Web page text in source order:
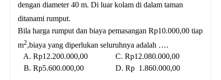
dengan diameter 40 m. Di luar kolam di dalam taman
ditanami rumput.
Bila harga rumput dan biaya pemasangan Rp10.000,00 tiap
m2,biaya yang diperlukan seluruhnya adalah ….
A. Rp12.200.000,00 C. Rp12.080.000,00
B. Rp5.600.000,00 D. Rp 1.860.000,00